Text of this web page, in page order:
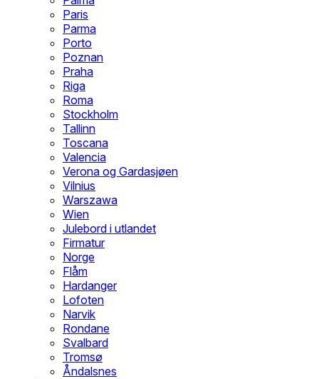
Paris
Parma
Porto
Poznan
Praha
Riga
Roma
Stockholm
Tallinn
Toscana
Valencia
Verona og Gardasjøen
Vilnius
Warszawa
Wien
Julebord i utlandet
Firmatur
Norge
Flåm
Hardanger
Lofoten
Narvik
Rondane
Svalbard
Tromsø
Åndalsnes